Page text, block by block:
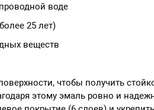
воде
25 лет)
веществ
чтобы получить
этому эмаль ровно и